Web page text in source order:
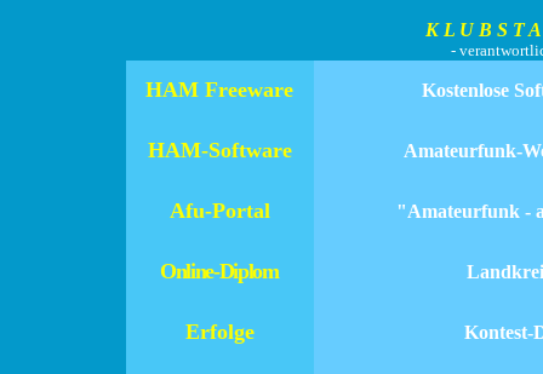
K L U B S T A T I
-
HAM Freeware Kostenlose
HAM-Software Amateurfunk-
Afu-Portal "Amateurfunk -
Online-Diplom
Erfolge Kontest-